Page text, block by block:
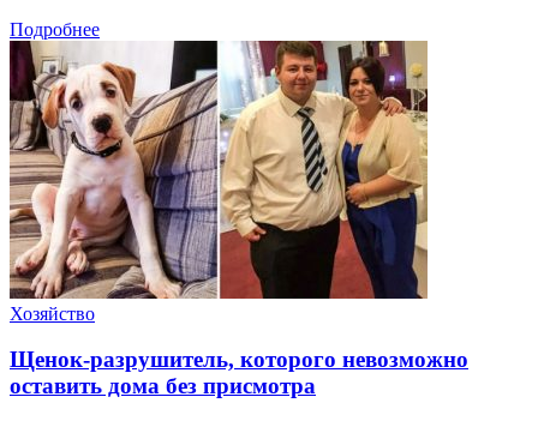
Подробнее
Хозяйство
Щенок-разрушитель, которого невозможно
оставить дома без присмотра